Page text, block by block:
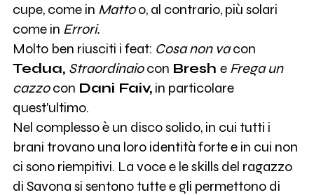
cupe, come in Mattoo, al contrario, più solari
come in Errori.
Molto ben riusciti i feat: Cosa non vacon
Tedua, Straordinaiocon Bresh e Frega un
cazzocon Dani Faiv,in particolare
quest'ultimo.
Nel complesso è un disco solido, in cui tutti i
brani trovano una loro identità forte e in cui non
ci sono riempitivi. La voce e le skills del ragazzo
di Savona si sentono tutte e gli permettono di